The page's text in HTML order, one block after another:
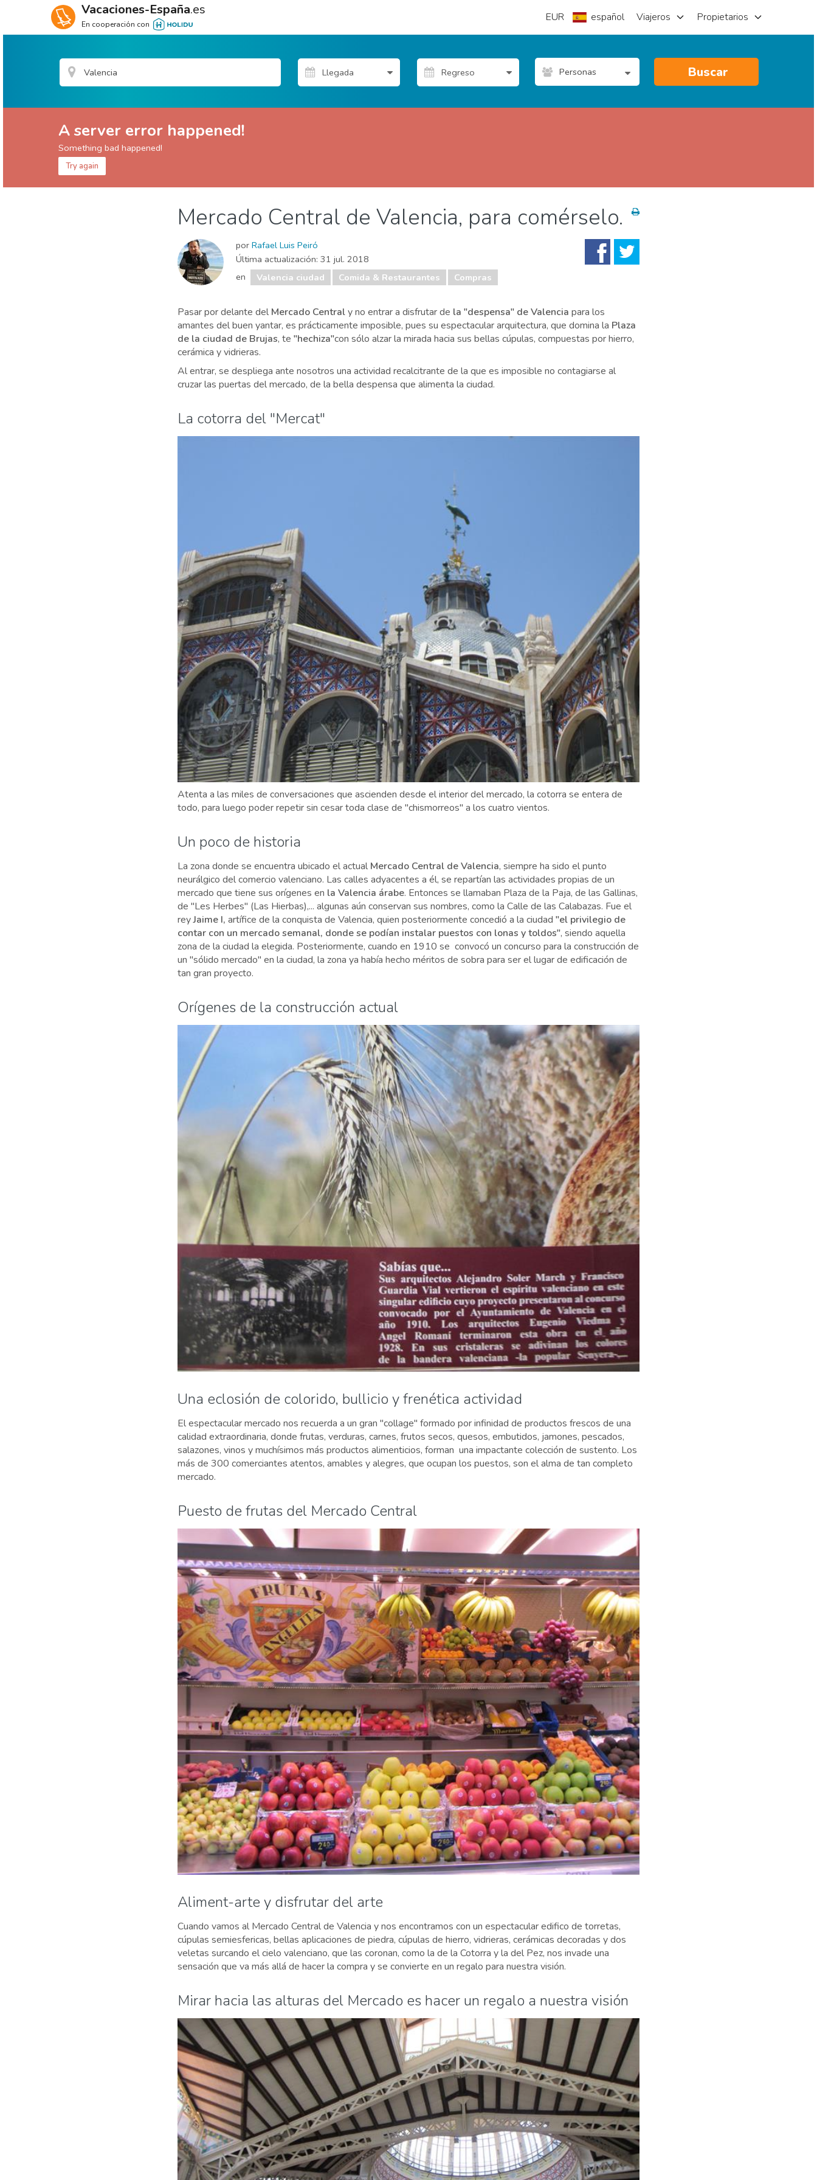
Vacaciones-España.es
En cooperación con
EUR español Viajeros Propietarios
Personas Buscar
A server error happened!
Something bad happened!
Try again
Compras Deporte & aventura Dónde quedarse Familia & niños Museos & Arte Naturaleza & aire libre
Mercado Central de Valencia, para comérselo.
por Rafael Luis Peiró
Última actualización: 31 jul. 2018
en
Valencia ciudad Comida & Restaurantes Compras
Pasar por delante del Mercado Centraly no entrar a disfrutar de la "despensa" de Valencia para los
amantes del buen yantar, es prácticamente imposible, pues su espectacular arquitectura, que domina la Plaza
de la ciudad de Brujas, te "hechiza"con sólo alzar la mirada hacia sus bellas cúpulas, compuestas por hierro,
cerámica y vidrieras.
Al entrar, se despliega ante nosotros una actividad recalcitrante de la que es imposible no contagiarse al
cruzar las puertas del mercado, de la bella despensa que alimenta la ciudad.
La cotorra del "Mercat"
Atenta a las miles de conversaciones que ascienden desde el interior del mercado, la cotorra se entera de
todo, para luego poder repetir sin cesar toda clase de "chismorreos" a los cuatro vientos.
Un poco de historia
La zona donde se encuentra ubicado el actual Mercado Central de Valencia, siempre ha sido el punto
neurálgico del comercio valenciano. Las calles adyacentes a él, se repartían las actividades propias de un
mercado que tiene sus orígenes en la Valencia árabe. Entonces se llamaban Plaza de la Paja, de las Gallinas,
de "Les Herbes" (Las Hierbas),... algunas aún conservan sus nombres, como la Calle de las Calabazas. Fue el
reyJaime I, artífice de la conquista de Valencia, quien posteriormente concedió a la ciudad "el privilegio de
contar con un mercado semanal, donde se podían instalar puestos con lonas y toldos", siendo aquella
zona de la ciudad la elegida. Posteriormente, cuando en 1910 se convocó un concurso para la construcción de
un "sólido mercado" en la ciudad, la zona ya había hecho méritos de sobra para ser el lugar de edificación de
tan gran proyecto.
Orígenes de la construcción actual
Una eclosión de colorido, bullicio y frenética actividad
El espectacular mercado nos recuerda a un gran "collage" formado por infinidad de productos frescos de una
calidad extraordinaria, donde frutas, verduras, carnes, frutos secos, quesos, embutidos, jamones, pescados,
salazones, vinos y muchísimos más productos alimenticios, forman una impactante colección de sustento. Los
más de 300 comerciantes atentos, amables y alegres, que ocupan los puestos, son el alma de tan completo
mercado.
Puesto de frutas del Mercado Central
Aliment-arte y disfrutar del arte
Cuando vamos al Mercado Central de Valencia y nos encontramos con un espectacular edifico de torretas,
cúpulas semiesfericas, bellas aplicaciones de piedra, cúpulas de hierro, vidrieras, cerámicas decoradas y dos
veletas surcando el cielo valenciano, que las coronan, como la de la Cotorra y la del Pez, nos invade una
sensación que va más allá de hacer la compra y se convierte en un regalo para nuestra visión.
Mirar hacia las alturas del Mercado es hacer un regalo a nuestra visión